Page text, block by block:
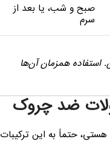
صبح و شب، یا بعد از
سرم
همزمان آن‌ها
ضد چروک
حتماً به این ترکیبات